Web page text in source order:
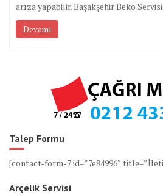
arıza yapabilir. Başakşehir Beko
Devamı
Talep Formu
[contact-form-7 id=”7e84996″
Arçelik Servisi